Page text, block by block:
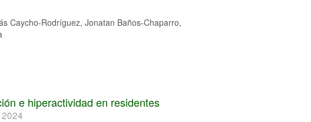
Caycho-Rodríguez, Jonatan Baños-Chaparro,
e hiperactividad en residentes